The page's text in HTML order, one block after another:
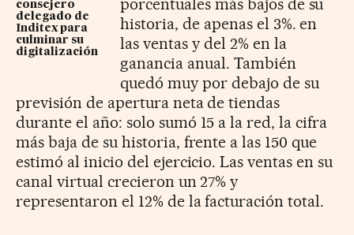
consejero
delegado de
Inditex para
culminar su
digitalización
historia, de apenas el 3%. en
las ventas y del 2% en la
ganancia anual. También
quedó muy por debajo de su
previsión de apertura neta de tiendas
durante el año: solo sumó 15 a la red, la cifra
más baja de su historia, frente a las 150 que
estimó al inicio del ejercicio. Las ventas en su
canal virtual crecieron un 27% y
representaron el 12% de la facturación total.